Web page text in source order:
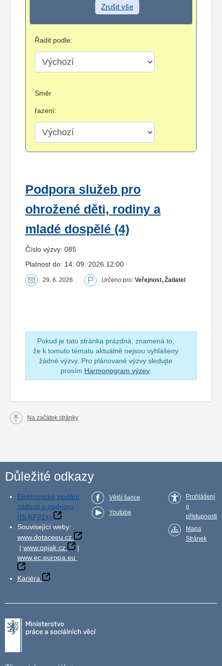
Zrušit vše
Řadit podle:
Směr
řazení:
Podpora služeb pro
ohrožené děti, rodiny a
mladé dospělé (4)
Číslo výzvy: 085
Platnost do: 14. 09. 2026 12:00
29. 6. 2026 Určeno pro: Veřejnost, Žadatel
Pokud je tato stránka prázdná, znamená to,
že k tomuto tématu aktuálně nejsou vyhlášeny
žádné výzvy. Pro plánované výzvy sledujte
prosím Harmonogram výzev.
Na začátek stránky
Důležité odkazy
Elektronické podání
žádosti o podporu
(IS KP21+)
Související weby:
www.dotaceeu.cz
| www.opjak.cz
|
www.ec.europa.eu
Kariéra
Větší šance
Youtube
Prohlášení
o
přístupnosti
Mapa
Stránek